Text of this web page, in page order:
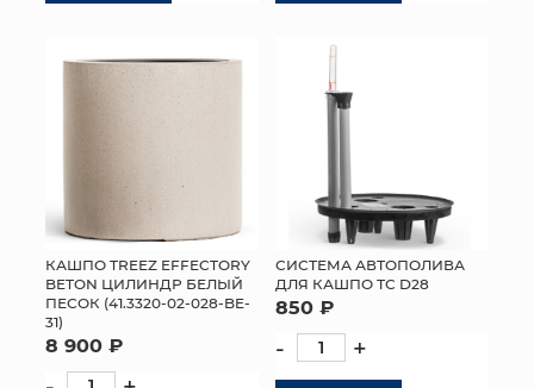
КАШПО TREEZ EFFECTORY
BETON ЦИЛИНДР БЕЛЫЙ
ПЕСОК (41.3320-02-028-BE-
31)
8 900 ₽
СИСТЕМА АВТОПОЛИВА
ДЛЯ КАШПО ТС D28
850 ₽
- +